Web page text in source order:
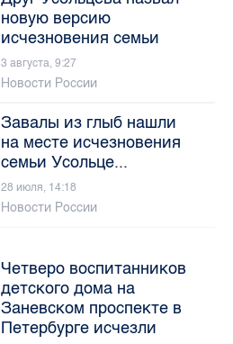
новую версию
исчезновения семьи
3 августа, 9:27
Новости России
Завалы из глыб нашли
на месте исчезновения
семьи Усольце...
28 июля, 14:18
Новости России
Четверо воспитанников
детского дома на
Заневском проспекте в
Петербурге исчезли